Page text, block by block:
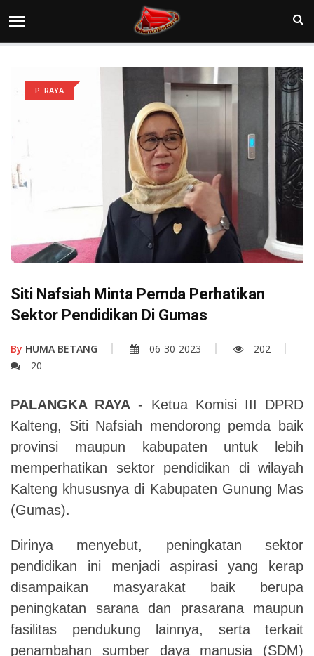
P. RAYA
Siti Nafsiah Minta Pemda Perhatikan
Sektor Pendidikan Di Gumas
By HUMA BETANG 06-30-2023
202
20
PALANGKA RAYA - Ketua Komisi III DPRD
Kalteng, Siti Nafsiah mendorong pemda baik
provinsi maupun kabupaten untuk lebih
memperhatikan sektor pendidikan di wilayah
Kalteng khususnya di Kabupaten Gunung Mas
(Gumas).
Dirinya menyebut, peningkatan sektor
pendidikan ini menjadi aspirasi yang kerap
disampaikan masyarakat baik berupa
peningkatan sarana dan prasarana maupun
fasilitas pendukung lainnya, serta terkait
penambahan sumber daya manusia (SDM)